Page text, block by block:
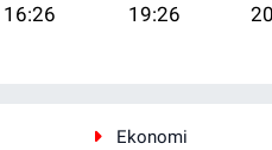
16:26 19:26
Ekonomi